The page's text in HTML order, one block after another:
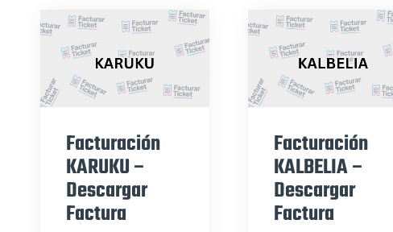
Facturación
KARUKU –
Descargar
Factura
Facturación
KALBELIA –
Descargar
Factura